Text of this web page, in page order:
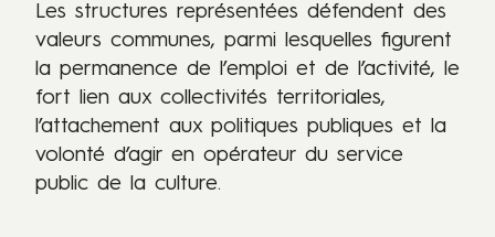
Les structures représentées défendent des
valeurs communes, parmi lesquelles figurent
la permanence de l’emploi et de l’activité, le
fort lien aux collectivités territoriales,
l’attachement aux politiques publiques et la
volonté d’agir en opérateur du service
public de la culture.